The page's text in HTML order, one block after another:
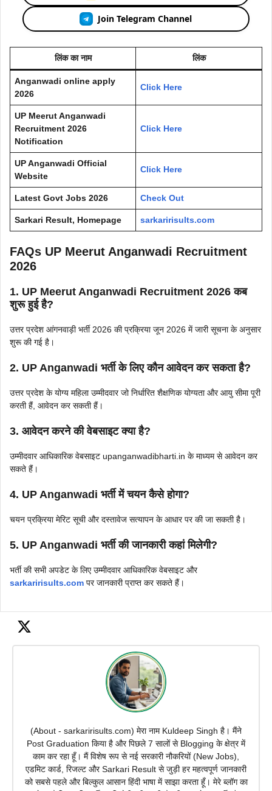
Join Telegram Channel
लिंक का नाम लिंक
Anganwadi online apply
2026
Click Here
UP Meerut Anganwadi
Recruitment 2026
Notification
Click Here
UP Anganwadi Official
Website
Click Here
Latest Govt Jobs 2026 Check Out
Sarkari Result, Homepage sarkaririsults.com
FAQs UP Meerut Anganwadi Recruitment
2026
1. UP Meerut Anganwadi Recruitment 2026 कब
शुरू हुई है?
उत्तर प्रदेश आंगनवाड़ी भर्ती 2026 की प्रक्रिया जून 2026 में जारी सूचना के अनुसार
शुरू की गई है।
2. UP Anganwadi भर्ती के लिए कौन आवेदन कर सकता है?
उत्तर प्रदेश के योग्य महिला उम्मीदवार जो निर्धारित शैक्षणिक योग्यता और आयु सीमा पूरी
करती हैं, आवेदन कर सकती हैं।
3. आवेदन करने की वेबसाइट क्या है?
उम्मीदवार आधिकारिक वेबसाइट upanganwadibharti.in के माध्यम से आवेदन कर
सकते हैं।
4. UP Anganwadi भर्ती में चयन कैसे होगा?
चयन प्रक्रिया मेरिट सूची और दस्तावेज सत्यापन के आधार पर की जा सकती है।
5. UP Anganwadi भर्ती की जानकारी कहां मिलेगी?
भर्ती की सभी अपडेट के लिए उम्मीदवार आधिकारिक वेबसाइट और
sarkaririsults.com पर जानकारी प्राप्त कर सकते हैं।
(About - sarkaririsults.com) मेरा नाम Kuldeep Singh है। मैंने
Post Graduation किया है और पिछले 7 सालों से Blogging के क्षेत्र में
काम कर रहा हूँ। मैं विशेष रूप से नई सरकारी नौकरियों (New Jobs),
एडमिट कार्ड, रिजल्ट और Sarkari Result से जुड़ी हर महत्वपूर्ण जानकारी
को सबसे पहले और बिल्कुल आसान हिंदी भाषा में साझा करता हूँ। मेरे ब्लॉग का